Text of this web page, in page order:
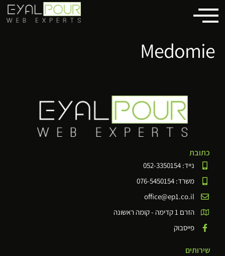
לתוכן
Medomie
כתובת
נייד: 052-3350154
משרד: 076-5450154
office@ep1.co.il
הזרם 1 קדימה - קומה ראשונה
פייסבוק
שירותים